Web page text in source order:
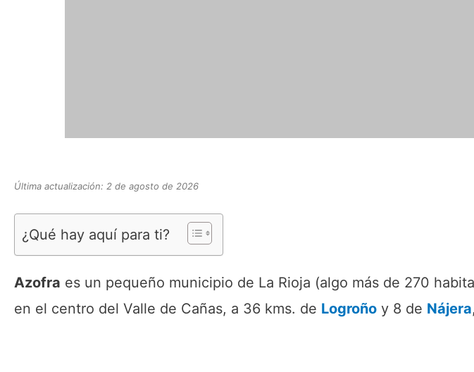
Última actualización: 2 de agosto de 2026
¿Qué hay aquí para ti?
Azofra es un pequeño municipio de La Rioja (algo más de 270
en el centro del Valle de Cañas, a 36 kms. de Logroño y 8 de Nájera